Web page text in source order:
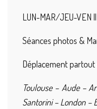
LUN-MAR/JEU-VEN
Séances photos &
Déplacement partout
Toulouse – Aude –
Santorini – London –